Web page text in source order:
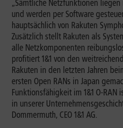
„Sämtliche Netzfunktionen
und werden per Software
hauptsächlich von Rakuten
Zusätzlich stellt Rakuten als
alle Netzkomponenten
profitiert 1&1 von den
Rakuten in den letzten Jahren
ersten Open RANs in Japan
Funktionsfähigkeit im 1&1 O-
in unserer
Dommermuth, CEO 1&1 AG.